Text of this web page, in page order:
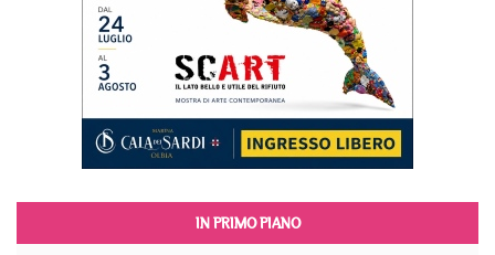
IN PRIMO PIANO